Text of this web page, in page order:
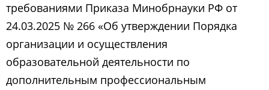
требованиями Приказа Минобрнауки РФ от
24.03.2025 № 266 «Об утверждении Порядка
организации и осуществления
образовательной деятельности по
дополнительным профессиональным